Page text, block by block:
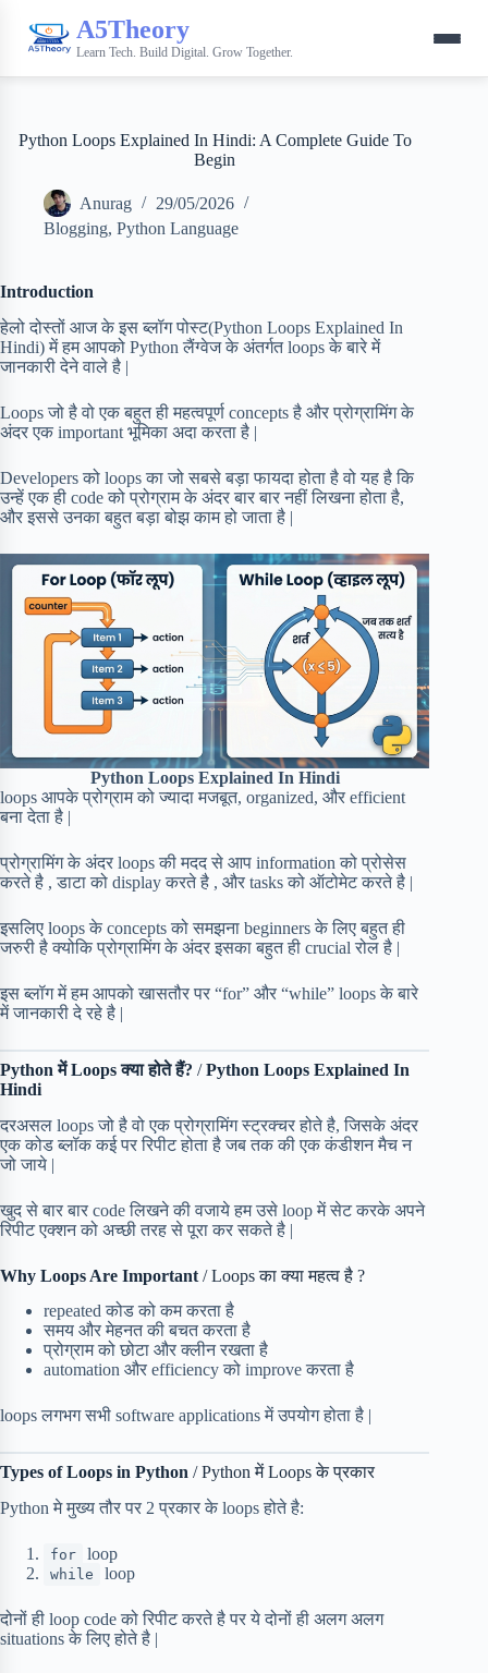
A5Theory
Learn Tech. Build Digital. Grow Together.
Python Loops Explained In Hindi: A Complete Guide To
Begin
Anurag
29/05/2026
Blogging, Python Language
Introduction
हेलो दोस्तों आज के इस ब्लॉग पोस्ट(Python Loops Explained In
Hindi) में हम आपको Python लैंग्वेज के अंतर्गत loops के बारे में
जानकारी देने वाले है |
Loops जो है वो एक बहुत ही महत्वपूर्ण concepts है और प्रोग्रामिंग के
अंदर एक important भूमिका अदा करता है |
Developers को loops का जो सबसे बड़ा फायदा होता है वो यह है कि
उन्हें एक ही code को प्रोग्राम के अंदर बार बार नहीं लिखना होता है,
और इससे उनका बहुत बड़ा बोझ काम हो जाता है |
Python Loops Explained In Hindi
loops आपके प्रोग्राम को ज्यादा मजबूत, organized, और efficient
बना देता है |
प्रोग्रामिंग के अंदर loops की मदद से आप information को प्रोसेस
करते है , डाटा को display करते है , और tasks को ऑटोमेट करते है |
इसलिए loops के concepts को समझना beginners के लिए बहुत ही
जरुरी है क्योकि प्रोग्रामिंग के अंदर इसका बहुत ही crucial रोल है |
इस ब्लॉग में हम आपको खासतौर पर “for” और “while” loops के बारे
में जानकारी दे रहे है |
Python में Loops क्या होते हैं? /Python Loops Explained In
Hindi
दरअसल loops जो है वो एक प्रोग्रामिंग स्ट्रक्चर होते है, जिसके अंदर
एक कोड ब्लॉक कई पर रिपीट होता है जब तक की एक कंडीशन मैच न
जो जाये |
खुद से बार बार code लिखने की वजाये हम उसे loop में सेट करके अपने
रिपीट एक्शन को अच्छी तरह से पूरा कर सकते है |
Why Loops Are Important / Loops का क्या महत्व है ?
repeated कोड को कम करता है
समय और मेहनत की बचत करता है
प्रोग्राम को छोटा और क्लीन रखता है
automation और efficiency को improve करता है
loops लगभग सभी software applications में उपयोग होता है |
Types of Loops in Python / Python में Loops के प्रकार
Python मे मुख्य तौर पर 2 प्रकार के loops होते है:
for loop
while loop
दोनों ही loop code को रिपीट करते है पर ये दोनों ही अलग अलग
situations के लिए होते है |